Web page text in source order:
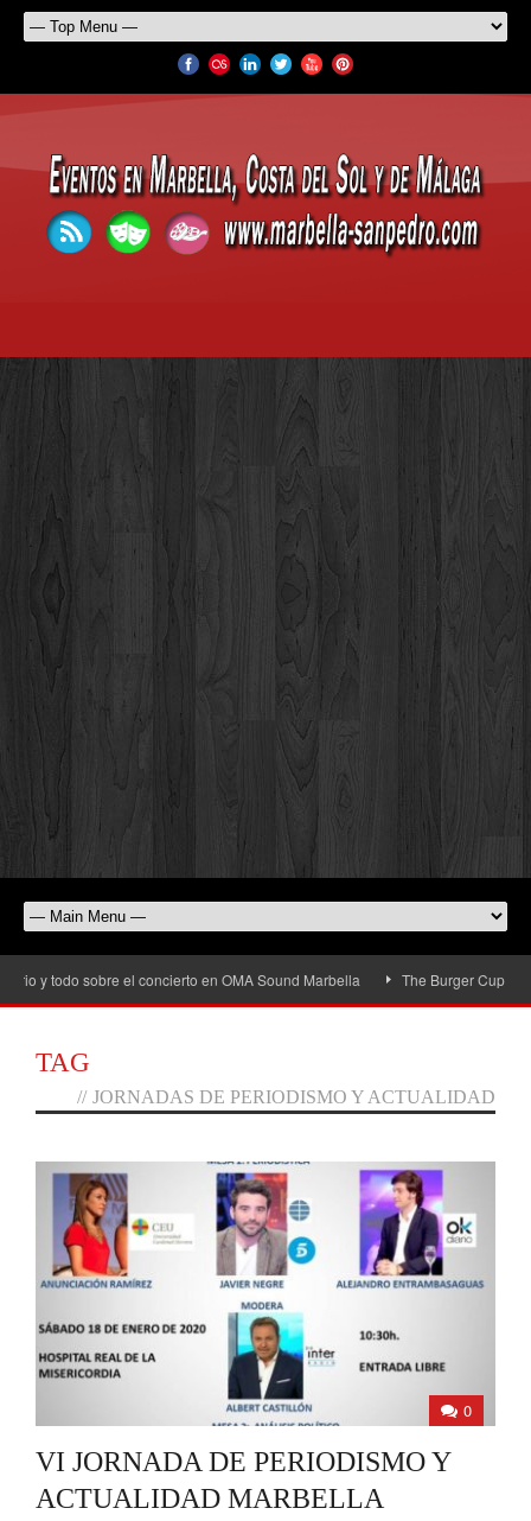
y todo sobre el concierto en OMA Sound Marbella The Burger Cup llega
TAG
// JORNADAS DE PERIODISMO Y ACTUALIDAD
0
VI JORNADA DE PERIODISMO Y
ACTUALIDAD MARBELLA